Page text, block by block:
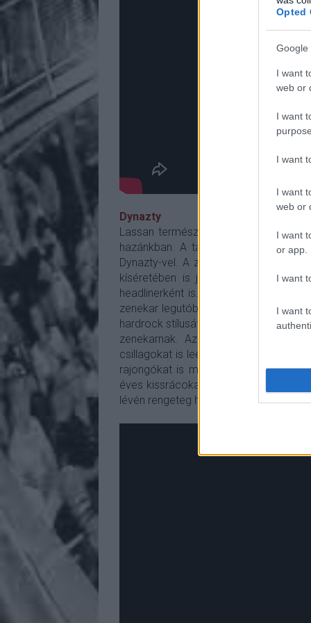
Opted
Google
I want
web or
I want
I want
I want
web or
I want
or app.
I want
I want
Dynazty
Lassan természetesnek vehetjük,
hazánkban. A tavalyi Barba Negrás
Dynazty-vel. A zenekar az elmúlt
kíséretében is járt nálunk, eleinte
headlinerként is. Ennek
zenekar legutóbbi nagylemeze 2022-
hardrock stílusát egyesíti a modern
zenekarnak. Az énekes Nils Molin
csillagokat is leénekli nekünk, és a
rajongókat is meg tudják fogni, a
éves kissrácokat, apuka nyakában
lévén rengeteg hölgy rajongó